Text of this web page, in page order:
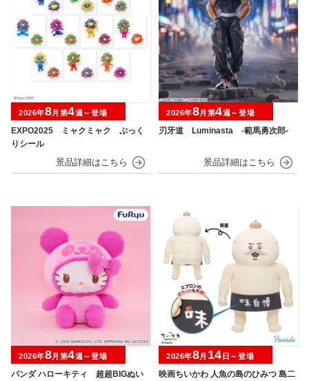
EXPO2025 ミャクミャク ぷっく
りシール
2026年8月第4週～登場
刃牙道 Luminasta ‐範馬勇次郎‐
2026年8月第4週～登場
パンダ ハローキティ 超超BIGぬい
2026年8月第4週～登場
映画ちいかわ 人魚の島のひみつ 島二
2026年8月 14 日～登場